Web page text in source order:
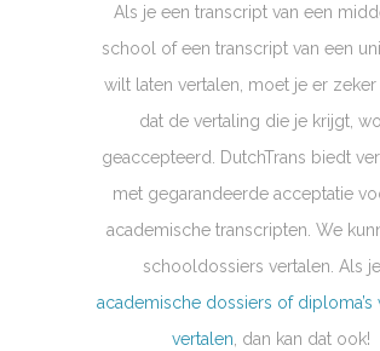
Als je een transcript van een
school of een transcript van een
wilt laten vertalen, moet je er zeker
dat de vertaling die je krijgt,
geaccepteerd. DutchTrans biedt
met gegarandeerde acceptatie
academische transcripten. We
schooldossiers vertalen. Als
academische dossiers of diploma’s
vertalen , dan kan dat ook!